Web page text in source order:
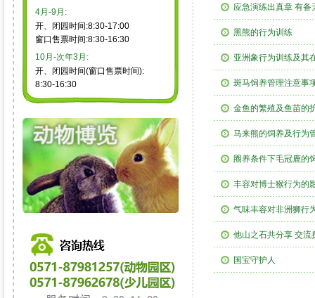
4月-9月:
开、闭园时间:8:30-17:00
窗口售票时间:8:30-16:30
10月-次年3月:
开、闭园时间(窗口售票时间):
8:30-16:30
应急演练出真章 有备
黑熊的行为训练
亚洲象行为训练及其
斑马饲养管理注意事
金鱼的繁殖及鱼苗的
马来熊的饲养及行为
圈养条件下毛冠鹿的
丰容对博士猴行为的
气味丰容对非洲狮行
他山之石共分享 交
国宝守护人